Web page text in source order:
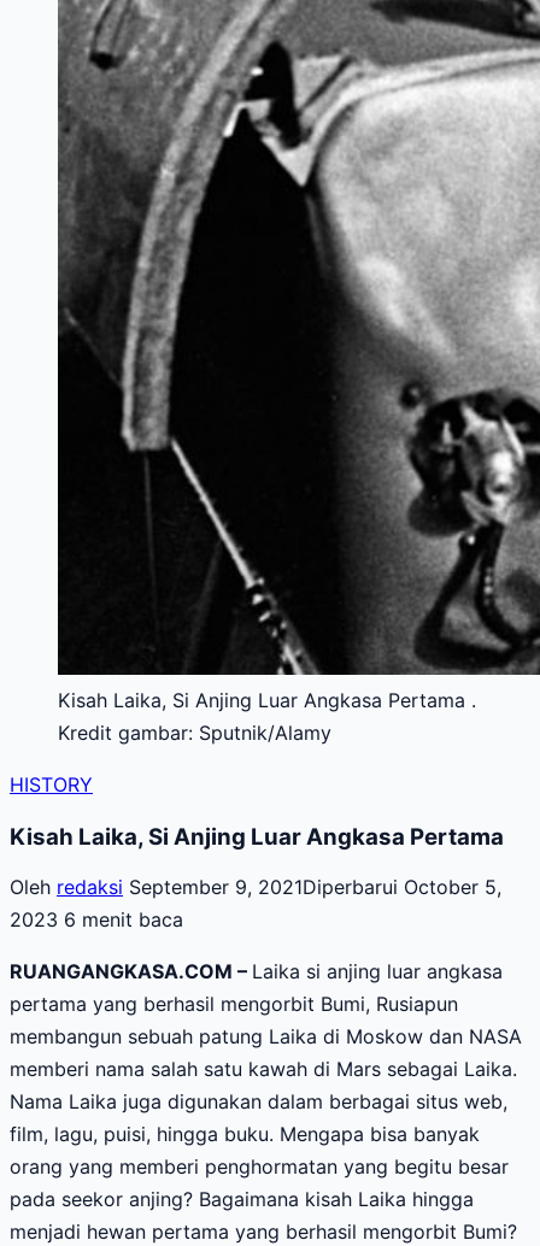
Kisah Laika, Si Anjing Luar Angkasa Pertama .
Kredit gambar: Sputnik/Alamy
HISTORY
Kisah Laika, Si Anjing Luar Angkasa Pertama
Oleh redaksi September 9, 2021Diperbarui October 5,
2023 6 menit baca
RUANGANGKASA.COM – Laika si anjing luar angkasa
pertama yang berhasil mengorbit Bumi, Rusiapun
membangun sebuah patung Laika di Moskow dan NASA
memberi nama salah satu kawah di Mars sebagai Laika.
Nama Laika juga digunakan dalam berbagai situs web,
film, lagu, puisi, hingga buku. Mengapa bisa banyak
orang yang memberi penghormatan yang begitu besar
pada seekor anjing? Bagaimana kisah Laika hingga
menjadi hewan pertama yang berhasil mengorbit Bumi?